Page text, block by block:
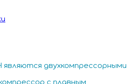
являются двухкомпрессорными
с плавным